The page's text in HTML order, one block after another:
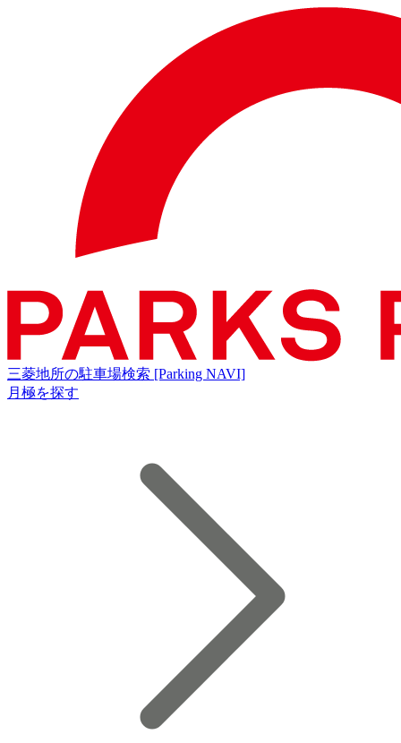
三菱地所の駐車場検索 [Parking NAVI]
月極を探す